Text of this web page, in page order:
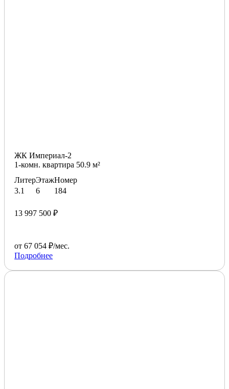
ЖК Империал-2
1-комн. квартира 50.9 м²
Литер
3.1
Этаж
6
Номер
184
13 997 500 ₽
от 67 054 ₽/мес.
Подробнее